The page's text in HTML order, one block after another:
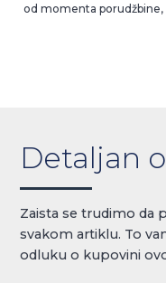
od momenta
Detaljan
Zaista se trudimo da
svakom artiklu. To
odluku o kupovini